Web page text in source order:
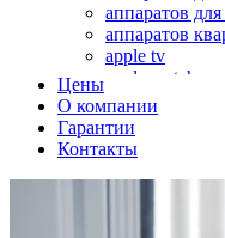
аппаратов
аппаратов
apple tv
apple watch
аромастанций
аудиоплееров
Цены
О компании
Гарантии
Контакты